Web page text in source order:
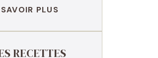
PLUS
RECETTES